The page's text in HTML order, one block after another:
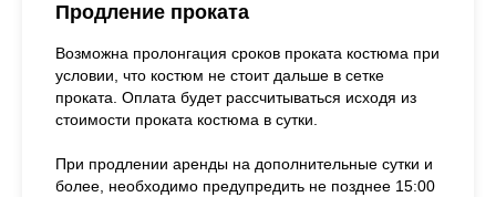
Продление проката
Возможна пролонгация сроков проката костюма при
условии, что костюм не стоит дальше в сетке
проката. Оплата будет рассчитываться исходя из
стоимости проката костюма в сутки.
При продлении аренды на дополнительные сутки и
более, необходимо предупредить не позднее 15:00